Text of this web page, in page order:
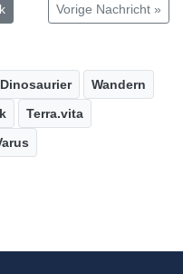
Vorige Nachricht »
Dinosaurier
Wandern
Terra.vita